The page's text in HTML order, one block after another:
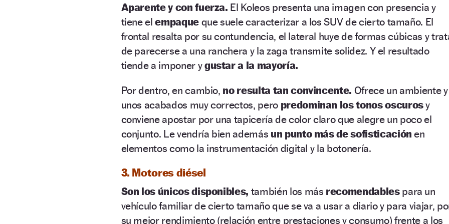
Aparente y con fuerza. El Koleos presenta una imagen con presencia y
tiene elempaqueque suele caracterizar a los SUV de cierto tamaño. El
frontal resalta por su contundencia, el lateral huye de formas cúbicas y
de parecerse a una ranchera y la zaga transmite solidez. Y el resultado
tiende a imponer ygustar a la mayoría.
Por dentro, en cambio, no resulta tan convincente. Ofrece un ambiente y
unos acabados muy correctos, pero predominan los tonos oscurosy
conviene apostar por una tapicería de color claro que alegre un poco el
conjunto. Le vendría bien además un punto más de sofisticación en
elementos como la instrumentación digital y la botonería.
3. Motores diésel
Son los únicos disponibles, también los más recomendables para un
vehículo familiar de cierto tamaño que se va a usar a diario y para viajar,
su mejor rendimiento (relación entre prestaciones y consumo) frente a los